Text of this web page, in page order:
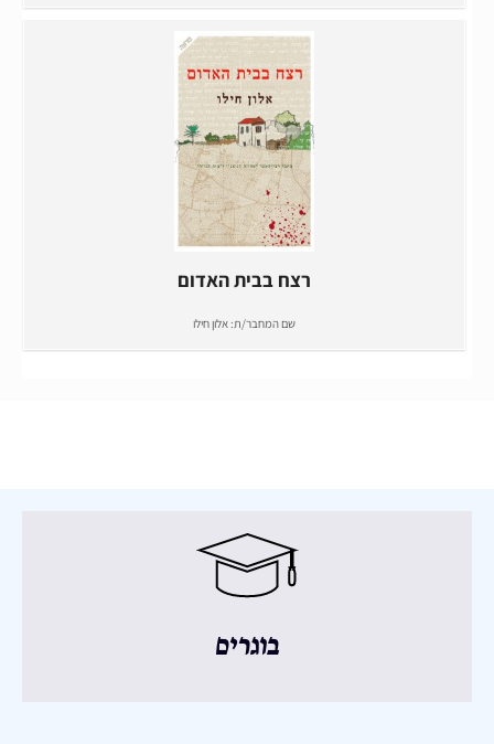
רצח בבית האדום
שם המחבר/ת:אלון חילו
בוגרים